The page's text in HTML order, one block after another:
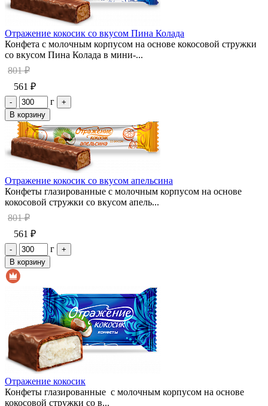
Отражение кокосик со вкусом Пина Колада
Конфета с молочным корпусом на основе кокосовой стружки
со вкусом Пина Колада в мини-...
801 ₽
561 ₽
- г
+
В корзину
Отражение кокосик со вкусом апельсина
Конфеты глазированные с молочным корпусом на основе
кокосовой стружки со вкусом апель...
801 ₽
561 ₽
- г
+
В корзину
Отражение кокосик
Конфеты глазированные с молочным корпусом на основе
кокосовой стружки со в...